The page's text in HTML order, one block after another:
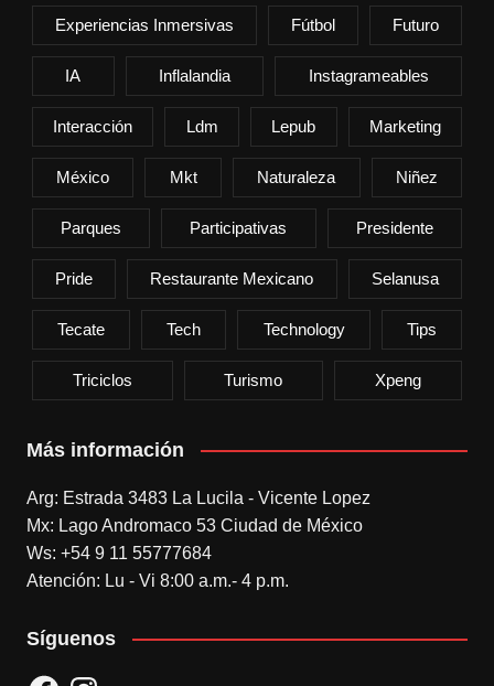
Experiencias Inmersivas Fútbol Futuro
IA Inflalandia Instagrameables
Interacción Ldm Lepub Marketing
México Mkt Naturaleza Niñez
Parques Participativas Presidente
Pride Restaurante Mexicano Selanusa
Tecate Tech Technology Tips
Triciclos Turismo Xpeng
Más información
Arg: Estrada 3483 La Lucila - Vicente Lopez
Mx: Lago Andromaco 53 Ciudad de México
Ws: +54 9 11 55777684
Atención: Lu - Vi 8:00 a.m.- 4 p.m.
Síguenos
FacebookInstagram